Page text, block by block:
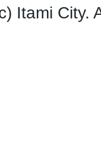
Itami City.